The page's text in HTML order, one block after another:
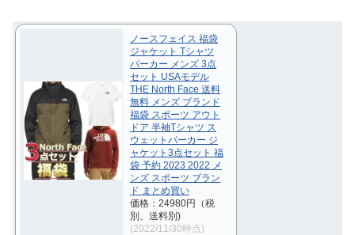
ノースフェイス 福袋
ジャケット Tシャツ
パーカー メンズ 3点
セット USAモデル
THE North Face 送料
無料 メンズ ブランド
福袋 スポーツ アウト
ドア 半袖Tシャツ ス
ウェットパーカー ジ
ャケット3点セット 福
袋 予約 2023 2022 メ
ンズ スポーツ ブラン
ド まとめ買い
価格：24980円（税
別、送料別)
(2022/11/30時点)